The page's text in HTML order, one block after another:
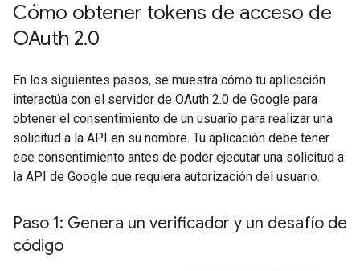
Cómo obtener tokens de acceso de
OAuth 2.0
En los siguientes pasos, se muestra cómo tu aplicación
interactúa con el servidor de OAuth 2.0 de Google para
obtener el consentimiento de un usuario para realizar una
solicitud a la API en su nombre. Tu aplicación debe tener
ese consentimiento antes de poder ejecutar una solicitud a
la API de Google que requiera autorización del usuario.
Paso 1: Genera un verificador y un desafío de
código